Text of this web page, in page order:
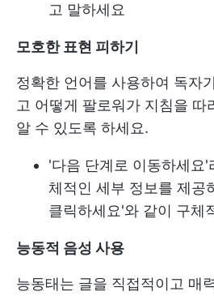
고 말하세요
모호한 표현 피하기
정확한 언어를 사용하여 독자
고 어떻게 팔로워가 지침을 따
알 수 있도록 하세요.
'다음 단계로 이동하세요'
체적인 세부 정보를 제공
클릭하세요'와 같이 구체
능동적 음성 사용
능동태는 글을 직접적이고 매